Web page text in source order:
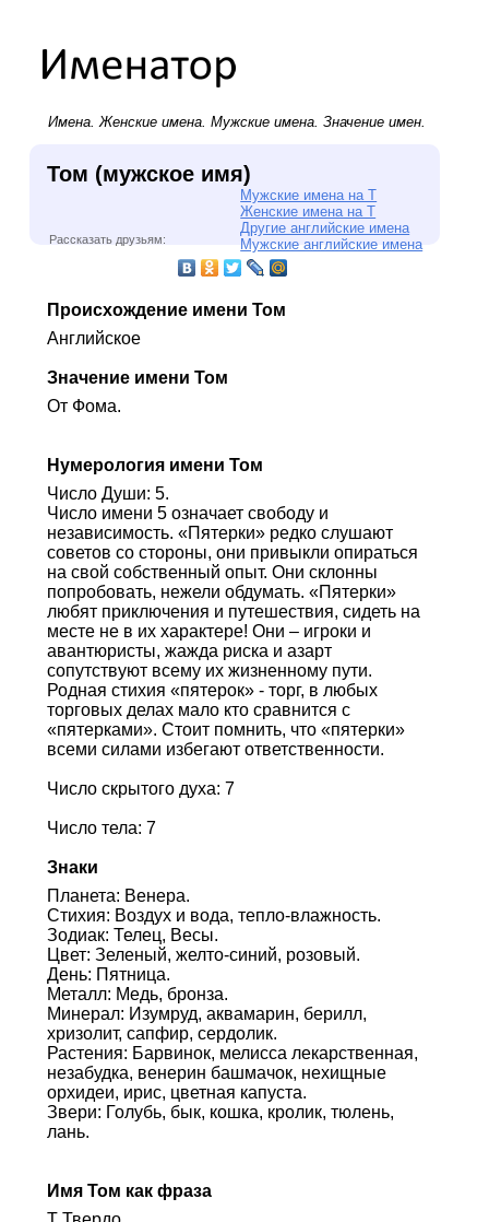
Имена.Женские имена. Мужские имена. Значение имен.
Том (мужское имя)
Мужские имена на Т
Женские имена на Т
Другие английские имена
Мужские английские имена
Рассказать друзьям:
Происхождение имени Том
Английское
Значение имени Том
От Фома.
Нумерология имени Том
Число Души: 5.
Число имени 5 означает свободу и
независимость. «Пятерки» редко слушают
советов со стороны, они привыкли опираться
на свой собственный опыт. Они склонны
попробовать, нежели обдумать. «Пятерки»
любят приключения и путешествия, сидеть на
месте не в их характере! Они – игроки и
авантюристы, жажда риска и азарт
сопутствуют всему их жизненному пути.
Родная стихия «пятерок» - торг, в любых
торговых делах мало кто сравнится с
«пятерками». Стоит помнить, что «пятерки»
всеми силами избегают ответственности.
Число скрытого духа: 7
Число тела: 7
Знаки
Планета: Венера.
Стихия: Воздух и вода, тепло-влажность.
Зодиак: Телец, Весы.
Цвет: Зеленый, желто-синий, розовый.
День: Пятница.
Металл: Медь, бронза.
Минерал: Изумруд, аквамарин, берилл,
хризолит, сапфир, сердолик.
Растения: Барвинок, мелисса лекарственная,
незабудка, венерин башмачок, нехищные
орхидеи, ирис, цветная капуста.
Звери: Голубь, бык, кошка, кролик, тюлень,
лань.
Имя Том как фраза